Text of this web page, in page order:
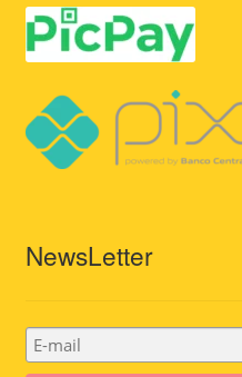
NewsLetter